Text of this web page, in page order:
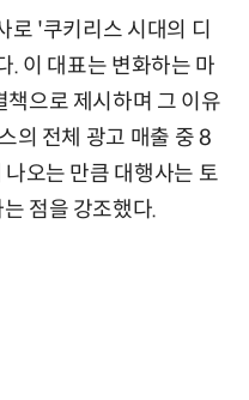
로 '쿠키리스 시대의 디
. 이 대표는 변화하는 마
으로 제시하며 그 이유
의 전체 광고 매출 중 8
오는 만큼 대행사는 토
점을 강조했다.